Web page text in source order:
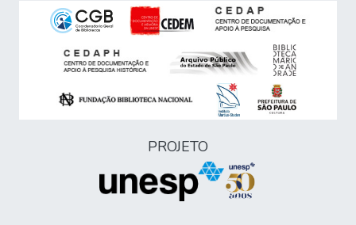
PROJETO